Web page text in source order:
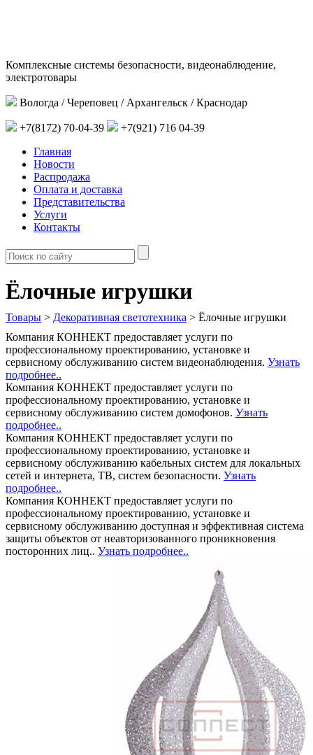
Комплексные системы безопасности, видеонаблюдение,
электротовары
Вологда / Череповец / Архангельск / Краснодар
+7(8172) 70-04-39
+7(921) 716 04-39
Главная
Новости
Распродажа
Оплата и доставка
Представительства
Услуги
Контакты
Ёлочные игрушки
Товары > Декоративная светотехника > Ёлочные игрушки
Компания КОННЕКТ предоставляет услуги по
профессиональному проектированию, установке и
сервисному обслуживанию систем видеонаблюдения. Узнать
подробнее..
Компания КОННЕКТ предоставляет услуги по
профессиональному проектированию, установке и
сервисному обслуживанию систем домофонов. Узнать
подробнее..
Компания КОННЕКТ предоставляет услуги по
профессиональному проектированию, установке и
сервисному обслуживанию кабельных систем для локальных
сетей и интернета, ТВ, систем безопасности. Узнать
подробнее..
Компания КОННЕКТ предоставляет услуги по
профессиональному проектированию, установке и
сервисному обслуживанию доступная и эффективная система
защиты объектов от неавторизованного проникновения
посторонних лиц.. Узнать подробнее..